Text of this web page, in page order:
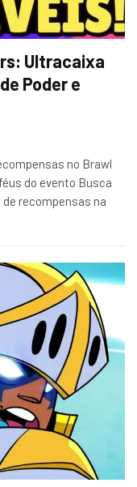
Ultracaixa
Poder e
no Brawl
do evento Busca
recompensas na